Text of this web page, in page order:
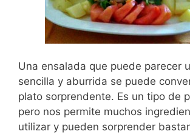
Una ensalada que puede parecer
sencilla y aburrida se puede
plato sorprendente. Es un tipo de
pero nos permite muchos
utilizar y pueden sorprender